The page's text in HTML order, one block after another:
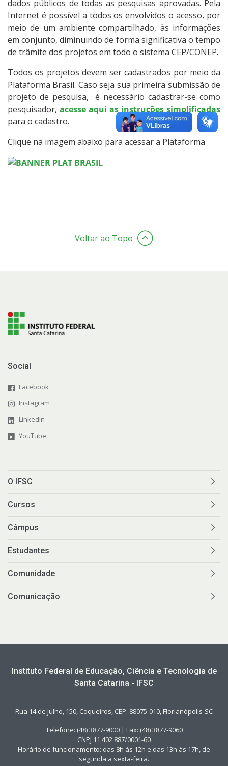
dados públicos de todas as pesquisas aprovadas. Pela
Internet é possível a todos os envolvidos o acesso, por
meio de um ambiente compartilhado, às informações
em conjunto, diminuindo de forma significativa o tempo
de trâmite dos projetos em todo o sistema CEP/CONEP.
Todos os projetos devem ser cadastrados por meio da
Plataforma Brasil. Caso seja sua primeira submissão de
projeto de pesquisa, é necessário cadastrar-se como
pesquisador, acesse aqui as instruções simplificadas
para o cadastro.
Clique na imagem abaixo para acessar a Plataforma
Voltar ao Topo
Social
Facebook
Instagram
LinkedIn
YouTube
O IFSC
Cursos
Câmpus
Estudantes
Comunidade
Comunicação
Instituto Federal de Educação, Ciência e Tecnologia de
Santa Catarina - IFSC
Rua 14 de Julho, 150, Coqueiros, CEP: 88075-010, Florianópolis-SC
Telefone: (48) 3877-9000 | Fax: (48) 3877-9060
CNPJ 11.402.887/0001-60
Horário de funcionamento: das 8h às 12h e das 13h às 17h, de
segunda a sexta-feira.